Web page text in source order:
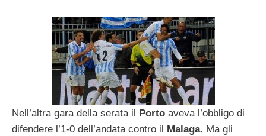
Nell’altra gara della serata il Porto aveva l’obbligo di
difendere l’1-0 dell’andata contro il
Malaga. Ma gli